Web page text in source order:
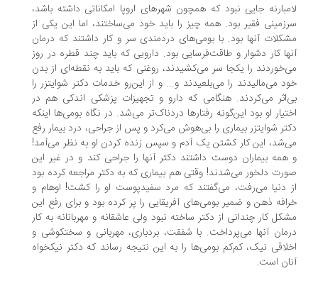
جایی نبود که همچون شهرهای اروپا امکاناتی داشته باشد،
فقیر بود. همه ‌چیز را باید خود می‌ساختند، اما این یکی از
آنها بود. با بومی‌های دردمندی سر و کار داشتند که درمان
کار دشوار و طاقت‌فرسایی بود. دارویی که باید چند قطره در روز
را یکجا سر می‌کشیدند، روغنی که باید به نقطه‌ای از بدن
می‌مالیدند را می‌بلعیدند و... و از این‌رو خدمات دکتر شوایتزر را
می‌کردند. هنگامی که دارو و تجهیزات پزشکی اندکی هم در
او بود این‌گونه رفتارها دردناک‌تر می‌شد. در نگاه بومی‌ها اینکه
شوایتزر بیماری را بی‌هوش می‌کرد و پس از جراحی، درد بیمار رفع
این کار کشتن یک آدم و سپس زنده ‌کردن او به نظر می‌آمد!
بیماران دوست داشتند دکتر آنها را جراحی کند و در غیر این
دلخور می‌شدند! وقتی هم بیماری که به دکتر مراجعه کرده بود
دنیا می‌رفت، می‌گفتند که مرد سفیدپوست او را کشت! اوهام و
ذهن و ضمیر بومی‌های آفریقایی را پر کرده بود و برای رفع این
کار چندانی از دکتر ساخته نبود ولی عاشقانه و مهربانانه به کار
آنها می‌پرداخت. با شفقت، بردباری، مهربانی و سختکوشی و
نیک، کم‌کم بومی‌ها را به این نتیجه رساند که دکتر نیکخواه
است.